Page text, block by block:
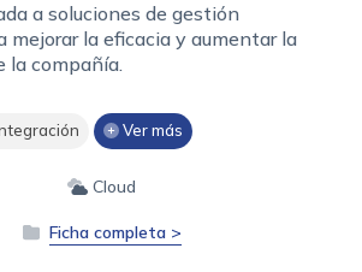
a soluciones de gestión
mejorar la eficacia y aumentar la
la compañía.
Ver más
Cloud
Ficha completa >